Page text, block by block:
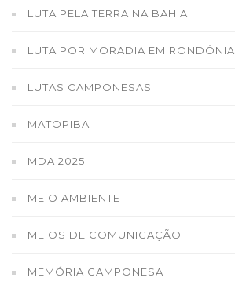
LUTA PELA TERRA NA BAHIA
LUTA POR MORADIA EM RONDÔNIA
LUTAS CAMPONESAS
MATOPIBA
MDA 2025
MEIO AMBIENTE
MEIOS DE COMUNICAÇÃO
MEMÓRIA CAMPONESA